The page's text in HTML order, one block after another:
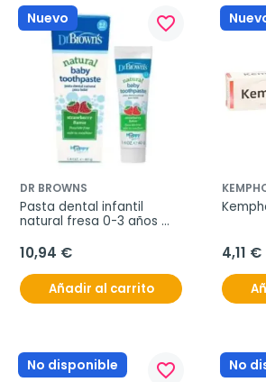
Nuevo favorite_border
DR BROWNS
Pasta dental infantil
natural fresa 0-3 años
10,94 €
Añadir al carrito
4,11 €
No disponible favorite_border No